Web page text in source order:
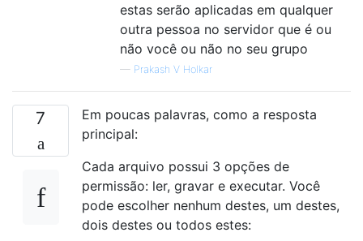
estas serão aplicadas em qualquer
outra pessoa no servidor que é ou
não você ou não no seu grupo
— Prakash V Holkar
7
Em poucas palavras, como a resposta
principal:
Cada arquivo possui 3 opções de
permissão: ler, gravar e executar. Você
pode escolher nenhum destes, um destes,
dois destes ou todos estes: